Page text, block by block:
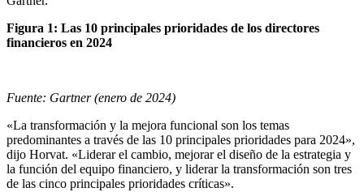
Figura 1: Las 10 principales prioridades de los directores
financieros en 2024
Fuente: Gartner (enero de 2024)
«La transformación y la mejora funcional son los temas
predominantes a través de las 10 principales prioridades para 2024»,
dijo Horvat. «Liderar el cambio, mejorar el diseño de la estrategia y
la función del equipo financiero, y liderar la transformación son tres
de las cinco principales prioridades críticas».